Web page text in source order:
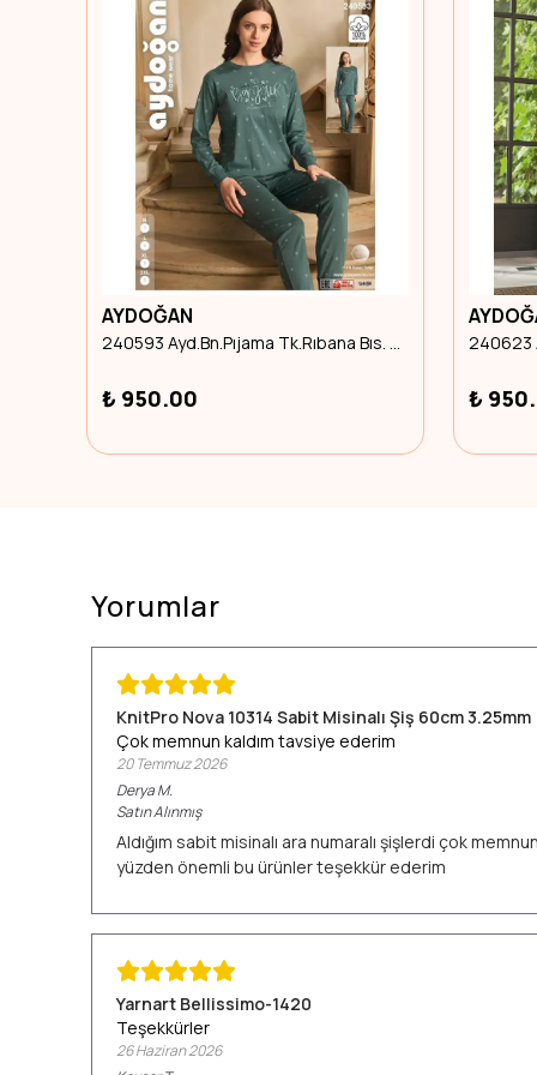
AYDOĞAN
240593 Ayd.Bn.Pıjama Tk.Rıbana Bıs. U.Kol Xl Beden
₺ 950.00 ₺
Yorumlar
KnitPro Nova 10314 Sabit Misinalı Şiş 60cm 3.25mm
Çok memnun kaldım tavsiye ederim
20 Temmuz 2026
DeryaM.
Satın Alınmış
Aldığım sabit misinalı ara numaralı şişlerdi çok
yüzden önemli bu ürünler teşekkür ederim
Yarnart Bellissimo-1420
Teşekkürler
26 Haziran 2026